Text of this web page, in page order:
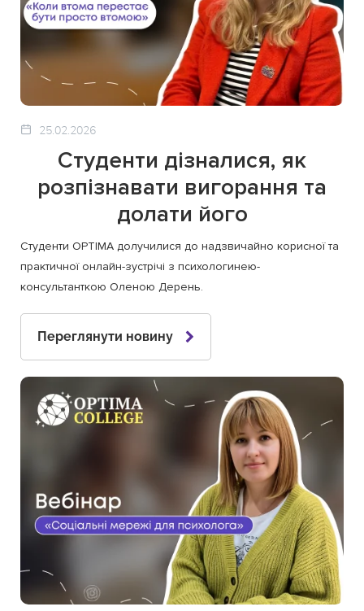
25.02.2026
Студенти дізналися, як
розпізнавати вигорання та
долати його
Студенти OPTIMA долучилися до надзвичайно корисної та
практичної онлайн-зустрічі з психологинею-
консультанткою Оленою Дерень.
Переглянути новину